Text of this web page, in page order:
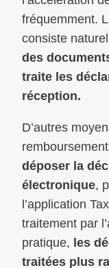
fréquemment.
consiste
des
traite les
réception.
D’autres
déposer la
électronique,
l’application
traitement par
pratique, les
traitées plus